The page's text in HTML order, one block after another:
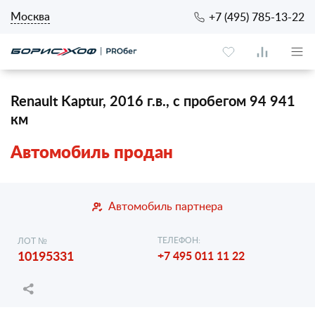
Москва +7 (495) 785-13-22
Renault Kaptur, 2016 г.в., с пробегом 94 941
км
Автомобиль продан
Автомобиль партнера
ЛОТ №
10195331
ТЕЛЕФОН:
+7 495 011 11 22